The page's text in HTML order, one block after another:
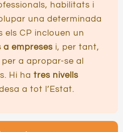
habilitats i
una determinada
els CP inclouen un
a empreses i, per tant,
a apropar-se al
Hi ha tres nivells
a tot l’Estat.